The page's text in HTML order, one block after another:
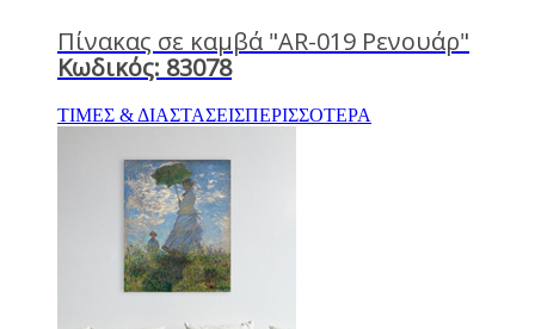
Πίνακας σε καμβά "AR-019 Ρενουάρ"
Κωδικός: 83078
ΤΙΜΕΣ & ΔΙΑΣΤΑΣΕΙΣΠΕΡΙΣΣΟΤΕΡΑ